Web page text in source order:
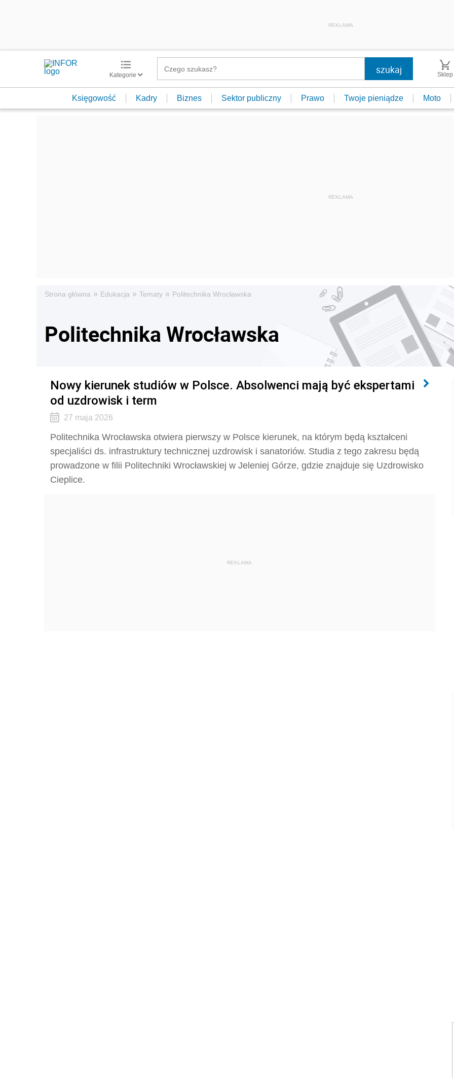
REKLAMA
Kategorie Sklep
Księgowość Kadry Biznes Sektor publiczny Prawo Twoje pieniądze Moto
Strona główna » Edukacja » Tematy » Politechnika Wrocławska
Politechnika Wrocławska
Nowy kierunek studiów w Polsce. Absolwenci mają być ekspertami
od uzdrowisk i term
27 maja 2026
Politechnika Wrocławska otwiera pierwszy w Polsce kierunek, na którym będą kształceni
specjaliści ds. infrastruktury technicznej uzdrowisk i sanatoriów. Studia z tego zakresu będą
prowadzone w filii Politechniki Wrocławskiej w Jeleniej Górze, gdzie znajduje się Uzdrowisko
Cieplice.
REKLAMA